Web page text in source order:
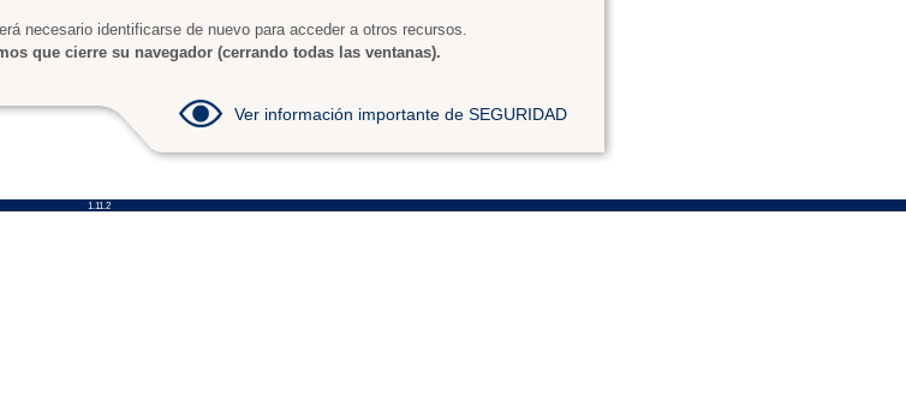
necesario identificarse de nuevo para acceder a otros recursos.
que cierre su navegador (cerrando todas las ventanas).
Ver información importante de SEGURIDAD
1.11.2